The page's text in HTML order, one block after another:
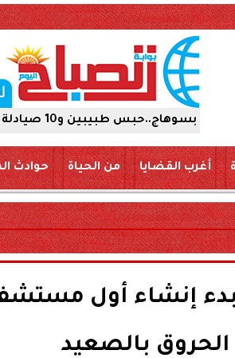
أدوية 15 يومًا على ذمة التحقيقات
أغرب القضايا من الحياة حوادث
إنشاء أول
الحروق بالصعيد